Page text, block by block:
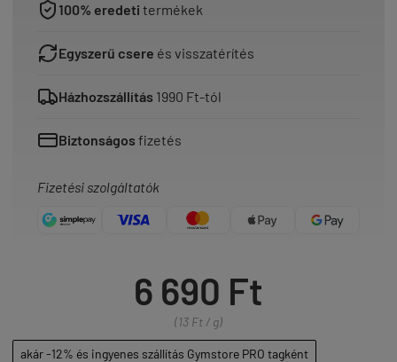
100% eredeti termékek
Egyszerű csere és visszatérítés
Házhozszállítás 1990 Ft-tól
Biztonságosfizetés
Fizetési szolgáltatók
6 690 Ft
(13 Ft / g)
akár -12% és ingyenes szállítás Gymstore PRO tagként